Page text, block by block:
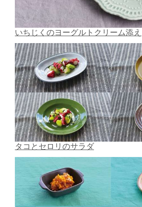
いちじくのヨーグルトクリーム添え
タコとセロリのサラダ